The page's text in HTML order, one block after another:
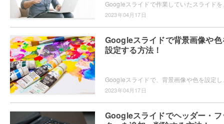
2023年04月17日
Googleスライドで背景画像や色
設定する方法！
2023年04月17日
Googleスライドでヘッダー・フ